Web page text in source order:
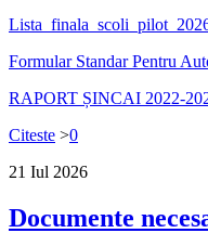
Formular Standar Pentru
RAPORT ȘINCAI 2022-
Citeste >0
21 Iul 2026
Documente